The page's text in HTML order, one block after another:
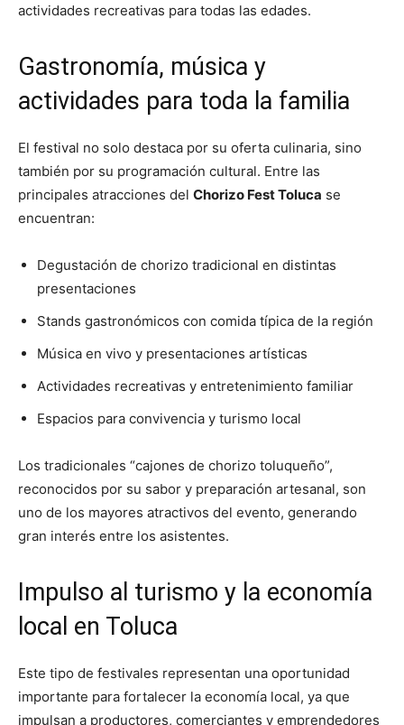
actividades recreativas para todas las edades.
Gastronomía, música y
actividades para toda la familia
El festival no solo destaca por su oferta culinaria, sino
también por su programación cultural. Entre las
principales atracciones del Chorizo Fest Toluca se
encuentran:
Degustación de chorizo tradicional en distintas
presentaciones
Stands gastronómicos con comida típica de la región
Música en vivo y presentaciones artísticas
Actividades recreativas y entretenimiento familiar
Espacios para convivencia y turismo local
Los tradicionales “cajones de chorizo toluqueño”,
reconocidos por su sabor y preparación artesanal, son
uno de los mayores atractivos del evento, generando
gran interés entre los asistentes.
Impulso al turismo y la economía
local en Toluca
Este tipo de festivales representan una oportunidad
importante para fortalecer la economía local, ya que
impulsan a productores, comerciantes y emprendedores